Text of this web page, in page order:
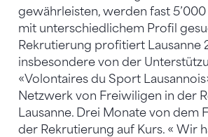
gewährleisten, werden fast
mit unterschiedlichem Profil
Rekrutierung profitiert Lausanne
insbesondere von der
«Volontaires du Sport
Netzwerk von Freiwiligen in der
Lausanne. Drei Monate von dem
der Rekrutierung auf Kurs. « Wir